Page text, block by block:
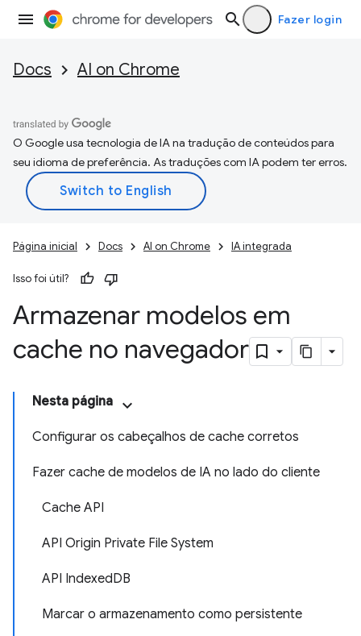
Fazer login
Docs AI on Chrome
O Google usa tecnologia de IA na tradução de conteúdos para
seu idioma de preferência. As traduções com IA podem ter erros.
Página inicial Docs AI on Chrome IA integrada
Isso foi útil?
Armazenar modelos em
cache no navegador
Nesta página
Configurar os cabeçalhos de cache corretos
Fazer cache de modelos de IA no lado do cliente
Cache API
API Origin Private File System
API IndexedDB
Marcar o armazenamento como persistente